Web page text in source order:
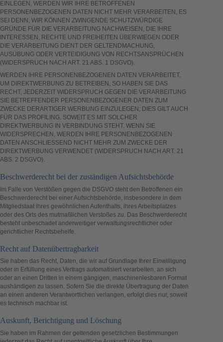
EINLEGEN, WERDEN WIR IHRE BETROFFENEN
PERSONENBEZOGENEN DATEN NICHT MEHR VERARBEITEN, ES
SEI DENN, WIR KÖNNEN ZWINGENDE SCHUTZWÜRDIGE
GRÜNDE FÜR DIE VERARBEITUNG NACHWEISEN, DIE IHRE
INTERESSEN, RECHTE UND FREIHEITEN ÜBERWIEGEN ODER
DIE VERARBEITUNG DIENT DER GELTENDMACHUNG,
AUSÜBUNG ODER VERTEIDIGUNG VON RECHTSANSPRÜCHEN
(WIDERSPRUCH NACH ART. 21 ABS. 1 DSGVO).
WERDEN IHRE PERSONENBEZOGENEN DATEN VERARBEITET,
UM DIREKTWERBUNG ZU BETREIBEN, SO HABEN SIE DAS
RECHT, JEDERZEIT WIDERSPRUCH GEGEN DIE VERARBEITUNG
SIE BETREFFENDER PERSONENBEZOGENER DATEN ZUM
ZWECKE DERARTIGER WERBUNG EINZULEGEN; DIES GILT AUCH
FÜR DAS PROFILING, SOWEIT ES MIT SOLCHER
DIREKTWERBUNG IN VERBINDUNG STEHT. WENN SIE
WIDERSPRECHEN, WERDEN IHRE PERSONENBEZOGENEN
DATEN ANSCHLIESSEND NICHT MEHR ZUM ZWECKE DER
DIREKTWERBUNG VERWENDET (WIDERSPRUCH NACH ART. 21
ABS. 2 DSGVO).
Beschwerde­recht bei der zuständigen Aufsichts­behörde
Im Falle von Verstößen gegen die DSGVO steht den Betroffenen ein
Beschwerderecht bei einer Aufsichtsbehörde, insbesondere in dem
Mitgliedstaat ihres gewöhnlichen Aufenthalts, ihres Arbeitsplatzes
oder des Orts des mutmaßlichen Verstoßes zu. Das Beschwerderecht
besteht unbeschadet anderweitiger verwaltungsrechtlicher oder
gerichtlicher Rechtsbehelfe.
Recht auf Daten­übertrag­barkeit
Sie haben das Recht, Daten, die wir auf Grundlage Ihrer Einwilligung
oder in Erfüllung eines Vertrags automatisiert verarbeiten, an sich
oder an einen Dritten in einem gängigen, maschinenlesbaren Format
aushändigen zu lassen. Sofern Sie die direkte Übertragung der Daten
an einen anderen Verantwortlichen verlangen, erfolgt dies nur, soweit
es technisch machbar ist.
Auskunft, Berichtigung und Löschung
Sie haben im Rahmen der geltenden gesetzlichen Bestimmungen